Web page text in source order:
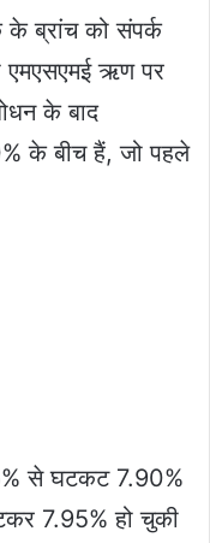
के ब्रांच को संपर्क
एमएसएमई ऋण पर
के बाद
के बीच हैं, जो पहले
से घटकट 7.90%
7.95% हो चुकी